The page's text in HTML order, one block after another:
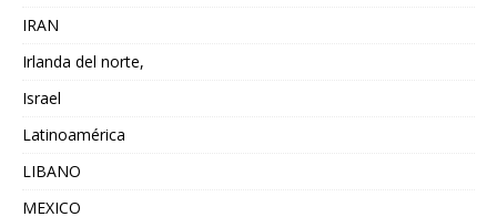
IRAN
Irlanda del norte,
Israel
Latinoamérica
LIBANO
MEXICO